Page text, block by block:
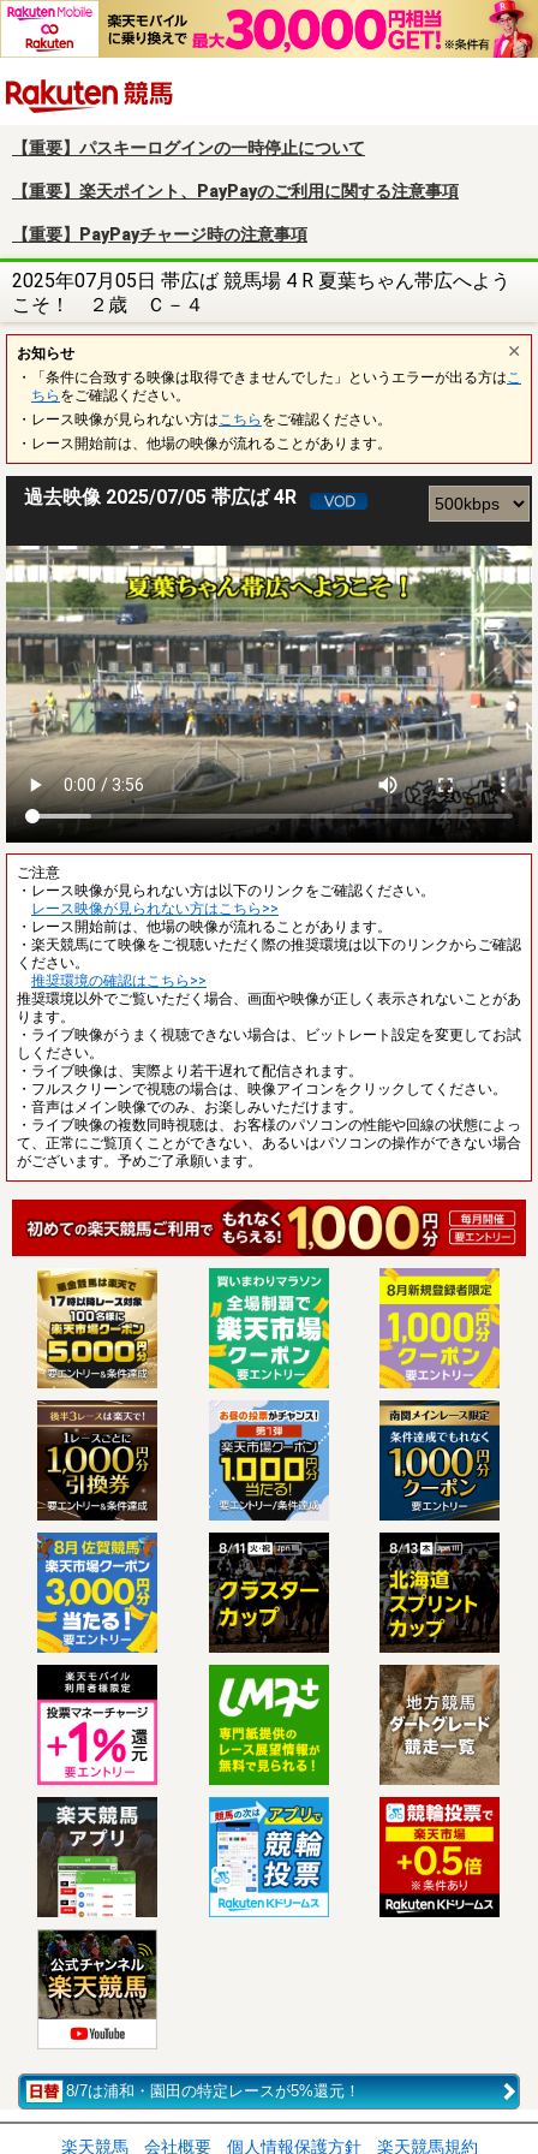
【重要】パスキーログインの一時停止について
【重要】楽天ポイント、PayPayのご利用に関する注意事項
【重要】PayPayチャージ時の注意事項
2025年07月05日 帯広ば 競馬場 4 R 夏葉ちゃん帯広へよう
こそ！ ２歳 Ｃ－４
お知らせ
・「条件に合致する映像は取得できませんでした」というエラーが出る方は こ
ちら をご確認ください。
・レース映像が見られない方は こちら をご確認ください。
・レース開始前は、他場の映像が流れることがあります。
過去映像 2025/07/05 帯広ば 4R
ご注意
・レース映像が見られない方は以下のリンクをご確認ください。
レース映像が見られない方はこちら>>
・レース開始前は、他場の映像が流れることがあります。
・楽天競馬にて映像をご視聴いただく際の推奨環境は以下のリンクからご確認
ください。
推奨環境の確認はこちら>>
推奨環境以外でご覧いただく場合、画面や映像が正しく表示されないことがあ
ります。
・ライブ映像がうまく視聴できない場合は、ビットレート設定を変更してお試
しください。
・ライブ映像は、実際より若干遅れて配信されます。
・フルスクリーンで視聴の場合は、映像アイコンをクリックしてください。
・音声はメイン映像でのみ、お楽しみいただけます。
・ライブ映像の複数同時視聴は、お客様のパソコンの性能や回線の状態によっ
て、正常にご覧頂くことができない、あるいはパソコンの操作ができない場合
がございます。予めご了承願います。
8/7は浦和・園田の特定レースが5%還元！
楽天競馬 会社概要 個人情報保護方針 楽天競馬規約